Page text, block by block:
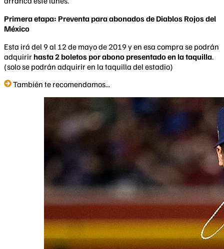
Primera etapa: Preventa para abonados de Diablos Rojos del
México
Esta irá del 9 al 12 de mayo de 2019 y en esa compra se podrán
adquirir hasta 2 boletos por abono presentado en la taquilla.
(solo se podrán adquirir en la taquilla del estadio)
También te recomendamos...